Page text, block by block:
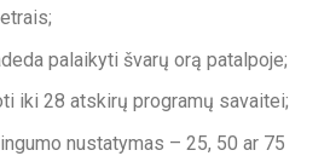
palaikyti švarų orą patalpoje;
iki 28 atskirų programų savaitei;
nustatymas – 25, 50 ar 75